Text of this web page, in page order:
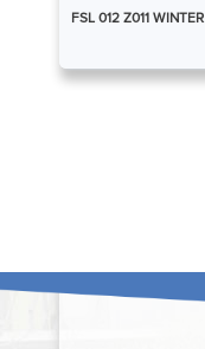
FSL 012 Z011 WINTER